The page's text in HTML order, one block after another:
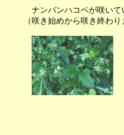
ナンバンハコベが咲いて
（咲き始めから咲き終わ
咲き始